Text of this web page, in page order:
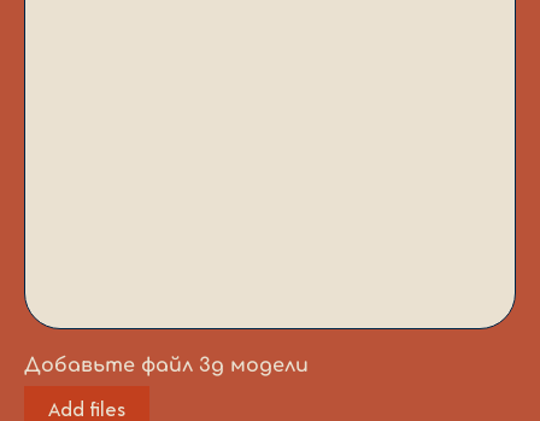
Добавьте файл 3д модели
Add files